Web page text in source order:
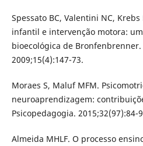
Spessato BC, Valentini NC,
infantil e intervenção motora:
bioecológica de
2009;15(4):147-73.
Moraes S, Maluf MFM.
neuroaprendizagem:
Psicopedagogia. 2015;32(97):84-
Almeida MHLF. O processo